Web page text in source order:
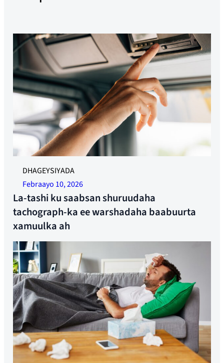
DHAGEYSIYADA
Febraayo 10, 2026
La-tashi ku saabsan shuruudaha
tachograph-ka ee warshadaha baabuurta
xamuulka ah